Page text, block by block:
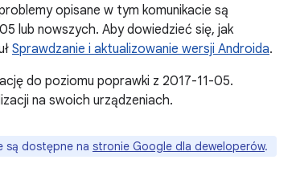
opisane w tym komunikacie są
lub nowszych. Aby dowiedzieć się, jak
Sprawdzanie i aktualizowanie wersji Androida.
do poziomu poprawki z 2017-11-05.
na swoich urządzeniach.
są dostępne na stronie Google dla deweloperów.